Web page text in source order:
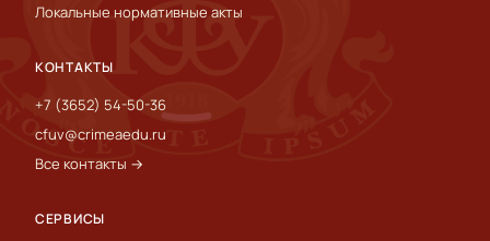
Локальные нормативные акты
КОНТАКТЫ
+7 (3652) 54-50-36
cfuv@crimeaedu.ru
Все контакты →
СЕРВИСЫ